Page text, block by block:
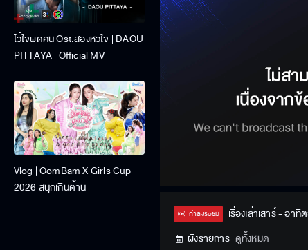
ไว้ใจผิดคน Ost.สองหัวใจ | DAOU
PITTAYA | Official MV
Vlog | OomBam X Girls Cup
2026 สนุกเกินต้าน
กำลังรับชม
เรื่องเล่าเสาร์ - อาทิ
ผังรายการ ดูทั้งหมด